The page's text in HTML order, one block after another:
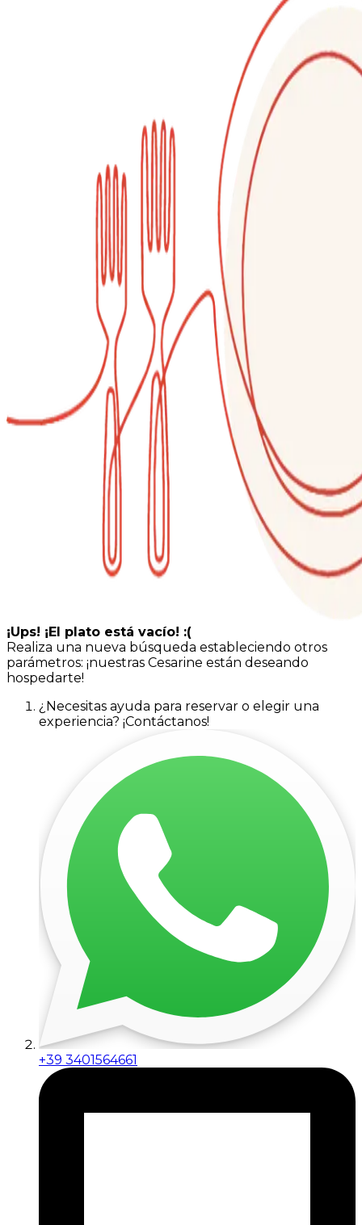
¡Ups! ¡El plato está vacío! :(
Realiza una nueva búsqueda estableciendo otros
parámetros: ¡nuestras Cesarine están deseando
hospedarte!
¿Necesitas ayuda para reservar o elegir una
experiencia? ¡Contáctanos!
+39 3401564661